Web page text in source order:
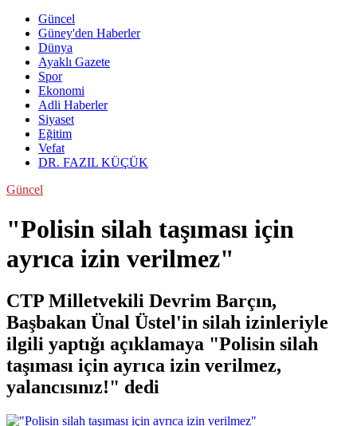
Güncel
Güney'den Haberler
Dünya
Ayaklı Gazete
Spor
Ekonomi
Adli Haberler
Siyaset
Eğitim
Vefat
DR. FAZIL KÜÇÜK
Güncel
"Polisin silah taşıması için
ayrıca izin verilmez"
CTP Milletvekili Devrim Barçın,
Başbakan Ünal Üstel'in silah izinleriyle
ilgili yaptığı açıklamaya "Polisin silah
taşıması için ayrıca izin verilmez,
yalancısınız!" dedi